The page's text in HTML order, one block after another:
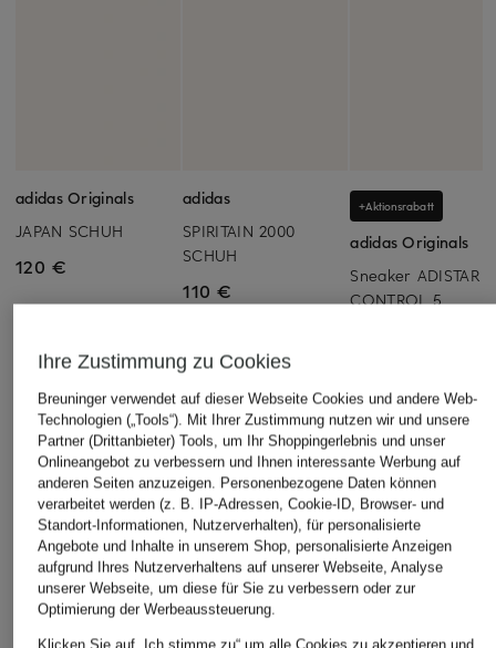
adidas Originals
JAPAN SCHUH
120 €
adidas
SPIRITAIN 2000
SCHUH
110 €
+Aktionsrabatt
adidas Originals
Sneaker ADISTAR
CONTROL 5
Ursprünglich:
120 €
Weitere Kategorien
Ihre Zustimmung zu Cookies
Breuninger verwendet auf dieser Webseite Cookies und andere Web-
Technologien („Tools“). Mit Ihrer Zustimmung nutzen wir und unsere
Partner (Drittanbieter) Tools, um Ihr Shoppingerlebnis und unser
Onlineangebot zu verbessern und Ihnen interessante Werbung auf
anderen Seiten anzuzeigen. Personenbezogene Daten können
verarbeitet werden (z. B. IP-Adressen, Cookie-ID, Browser- und
Standort-Informationen, Nutzerverhalten), für personalisierte
Angebote und Inhalte in unserem Shop, personalisierte Anzeigen
aufgrund Ihres Nutzerverhaltens auf unserer Webseite, Analyse
unserer Webseite, um diese für Sie zu verbessern oder zur
Optimierung der Werbeaussteuerung.
Klicken Sie auf „Ich stimme zu“ um alle Cookies zu akzeptieren und